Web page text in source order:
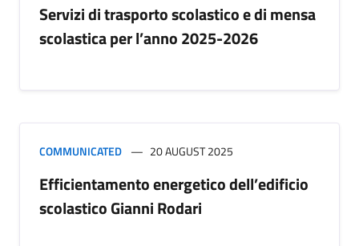
Servizi di trasporto scolastico e di mensa
scolastica per l’anno 2025-2026
COMMUNICATED 20 AUGUST 2025
Efficientamento energetico dell’edificio
scolastico Gianni Rodari